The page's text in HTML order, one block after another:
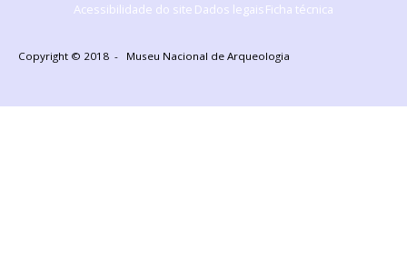
Acessibilidade do site Dados legaisFicha técnica
Copyright © 2018 - Museu Nacional de Arqueologia